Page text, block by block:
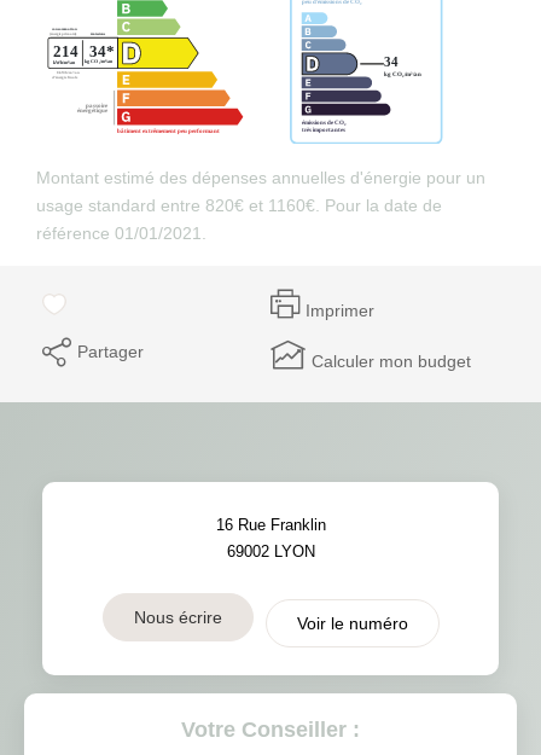
Montant estimé des dépenses annuelles d'énergie pour un
usage standard entre 820€ et 1160€. Pour la date de
référence 01/01/2021.
Imprimer
Partager Calculer mon budget
16 Rue Franklin
69002 LYON
Nous écrire Voir le numéro
Votre Conseiller :